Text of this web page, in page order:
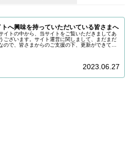
トへ興味を持っていただいている皆さまへ
イトの中から、当サイトをご覧いただきましてあ
ございます。サイト運営に関しまして、まだまだ
ので、皆さまからのご支援の下、更新ができてい
2023.06.27